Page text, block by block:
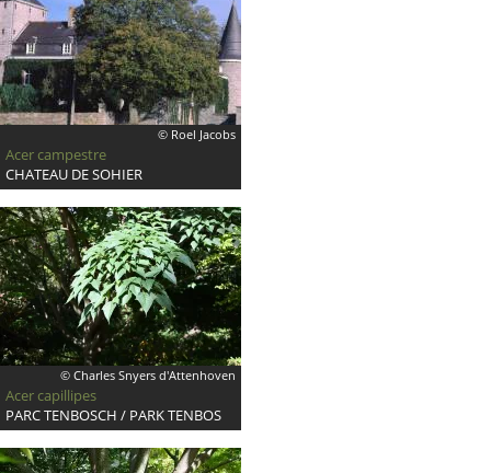
© Roel Jacobs
Acer campestre
CHATEAU DE SOHIER
© Charles Snyers d'Attenhoven
Acer capillipes
PARC TENBOSCH / PARK TENBOS